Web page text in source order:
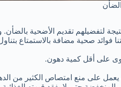
لتفضيلهم تقديم الأضحية
فوائد صحية مضافة بالاستمتاع
على أقل كمية دهون.